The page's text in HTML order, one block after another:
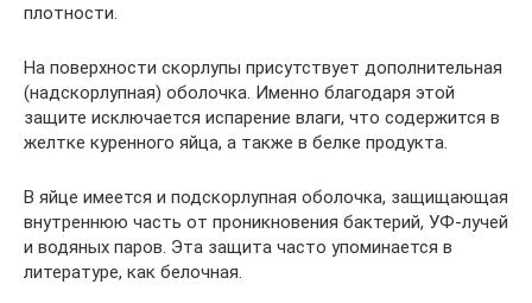
плотности.
На поверхности скорлупы присутствует дополнительная
(надскорлупная) оболочка. Именно благодаря этой
защите исключается испарение влаги, что содержится в
желтке куренного яйца, а также в белке продукта.
В яйце имеется и подскорлупная оболочка, защищающая
внутреннюю часть от проникновения бактерий, УФ-лучей
и водяных паров. Эта защита часто упоминается в
литературе, как белочная.